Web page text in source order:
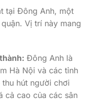
tại Đông Anh, một
Vị trí này mang
Đông Anh là
Hà Nội và các tỉnh
thu hút người chơi
cả cao của các sân